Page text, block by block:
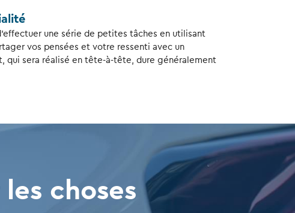
une série de petites tâches en utilisant
vos pensées et votre ressenti avec un
qui sera réalisé en tête-à-tête, dure généralement
choses